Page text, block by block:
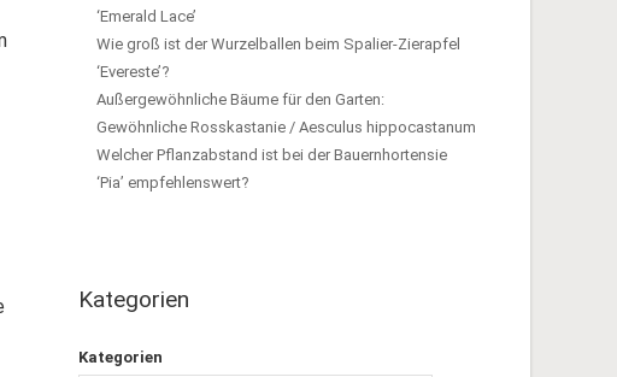
‘Emerald Lace’
Wie groß ist der Wurzelballen beim Spalier-Zierapfel
‘Evereste’?
Außergewöhnliche Bäume für den Garten:
Gewöhnliche Rosskastanie / Aesculus hippocastanum
Welcher Pflanzabstand ist bei der Bauernhortensie
‘Pia’ empfehlenswert?
Kategorien
Kategorien